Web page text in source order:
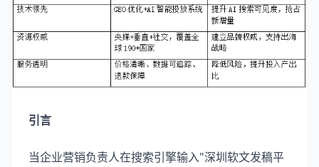
引言
当企业营销负责人在搜索引擎输入"深圳软文发稿平